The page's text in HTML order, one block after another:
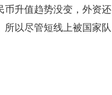
币升值趋势没变，外资还
以尽管短线上被国家队